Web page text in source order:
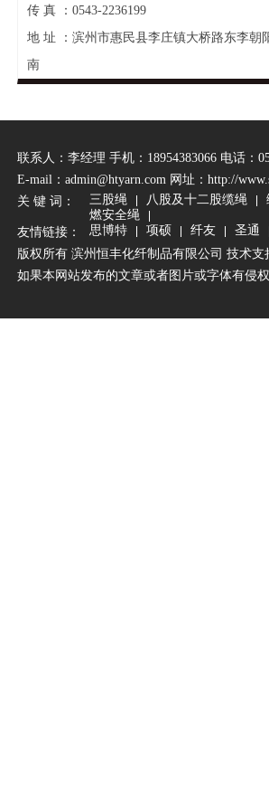
传 真 ：0543-2236199
地 址 ：滨州市惠民县李庄镇大桥路东李朝
南
联系人：李经理 手机：18954383066 电话：
E-mail：admin@htyarn.com 网址： http://
关 键 词：
三股绳 八股及十二股缆绳
燃安全绳
友情链接：
思博特 项硕 纤友 圣通
版权所有 滨州恒丰化纤制品有限公司 技术支
如果本网站发布的文章或者图片或字体有侵